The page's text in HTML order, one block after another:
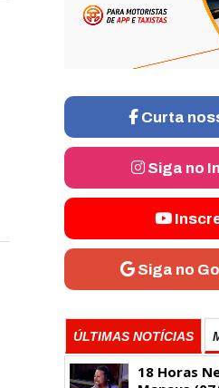
Curta
Siga no
Siga no
ÚLTIMAS NOTÍCIAS
18 Horas